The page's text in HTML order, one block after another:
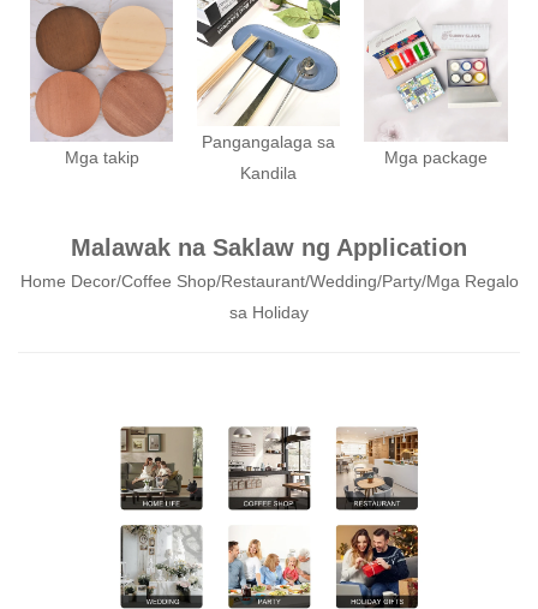
Mga takip
Pangangalaga sa
Kandila
Mga package
Malawak na Saklaw ng Application
Home Decor/Coffee Shop/Restaurant/Wedding/Party/Mga Regalo
sa Holiday